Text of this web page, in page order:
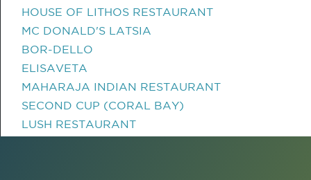
HOUSE OF LITHOS RESTAURANT
MC DONALD'S LATSIA
BOR-DELLO
ELISAVETA
MAHARAJA INDIAN RESTAURANT
SECOND CUP (CORAL BAY)
LUSH RESTAURANT